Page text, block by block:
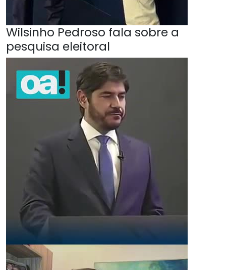
Wilsinho Pedroso fala sobre a
pesquisa eleitoral